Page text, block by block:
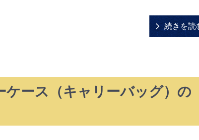
続きを読
ケース（キャリーバッグ）の